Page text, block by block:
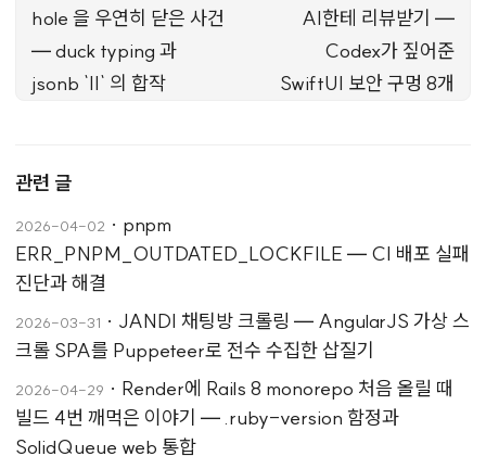
hole 을 우연히 닫은 사건
— duck typing 과
jsonb `||` 의 합작
AI한테 리뷰받기 —
Codex가 짚어준
SwiftUI 보안 구멍 8개
관련 글
2026-04-02 · pnpm
ERR_PNPM_OUTDATED_LOCKFILE — CI 배포 실패
진단과 해결
2026-03-31 · JANDI 채팅방 크롤링 — AngularJS 가상 스
크롤 SPA를 Puppeteer로 전수 수집한 삽질기
2026-04-29 · Render에 Rails 8 monorepo 처음 올릴 때
빌드 4번 깨먹은 이야기 — .ruby-version 함정과
SolidQueue web 통합